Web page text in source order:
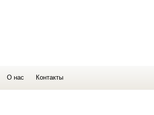
О нас Контакты